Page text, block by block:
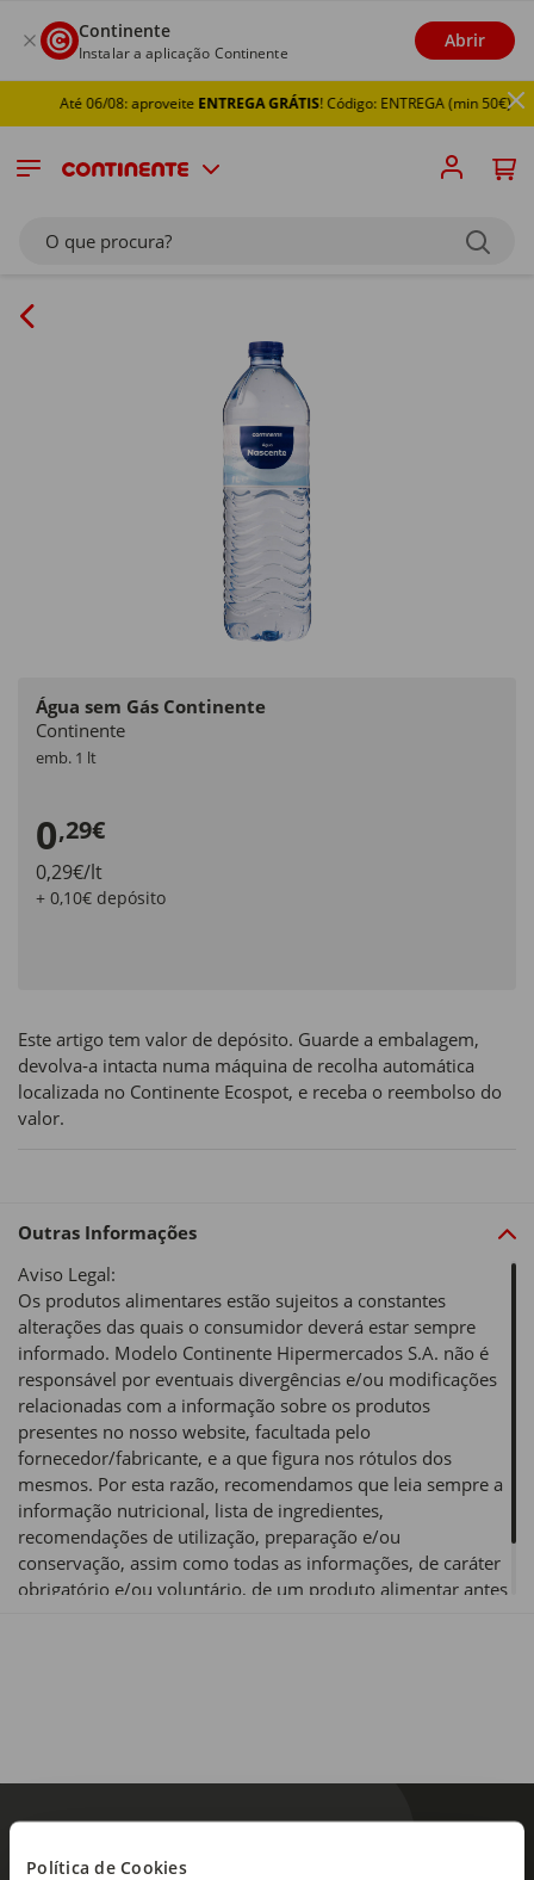
Política de Cookies
Continente
Instalar a aplicação Continente
Abrir
Até 06/08: aproveiteENTREGA GRÁTIS! Código: ENTREGA (min 50€)
O que procura?
Água sem Gás Continente
Continente
emb. 1 lt
0,29€
0,29€/lt
+ 0,10€ depósito
Este artigo tem valor de depósito. Guarde a embalagem,
devolva‑a intacta numa máquina de recolha automática
localizada no Continente Ecospot, e receba o reembolso do
valor.
Outras Informações
Aviso Legal:
Os produtos alimentares estão sujeitos a constantes
alterações das quais o consumidor deverá estar sempre
informado. Modelo Continente Hipermercados S.A. não é
responsável por eventuais divergências e/ou modificações
relacionadas com a informação sobre os produtos
presentes no nosso website, facultada pelo
fornecedor/fabricante, e a que figura nos rótulos dos
mesmos. Por esta razão, recomendamos que leia sempre a
informação nutricional, lista de ingredientes,
recomendações de utilização, preparação e/ou
conservação, assim como todas as informações, de caráter
obrigatório e/ou voluntário, de um produto alimentar antes